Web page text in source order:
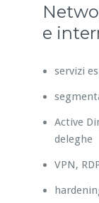
e
servizi
Active
deleghe
VPN,